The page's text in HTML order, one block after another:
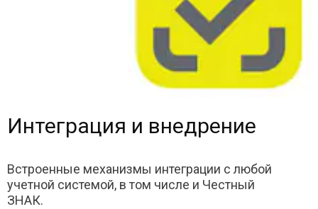
Интеграция и внедрение
Встроенные механизмы интеграции с любой
учетной системой, в том числе и Честный
ЗНАК.